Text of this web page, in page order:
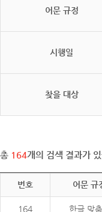
어문 규정
시행일
찾을 대상
총 164개의 검색 결과가 있
번호 어문 규
164 한글 맞